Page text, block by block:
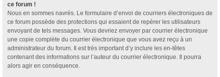
ce forum !
Nous en sommes navrés. Le formulaire d’envoi de courriers électroniques de
ce forum possède des protections qui essaient de repérer les utilisateurs
envoyant de tels messages. Vous devriez envoyer par courrier électronique
une copie complète du courrier électronique que vous avez reçu à un
administrateur du forum. Il est très important d’y inclure les en-têtes
contenant des informations sur l’auteur du courrier électronique. Il pourra
alors agir en conséquence.